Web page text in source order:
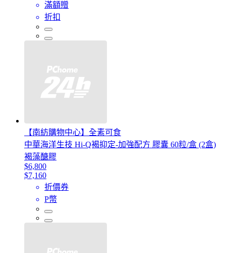
滿額贈
折扣
【南紡購物中心】全素可食
中華海洋生技 Hi-Q褐抑定-加強配方 膠囊 60粒/盒 (2盒)
褐藻醣膠
$6,800
$7,160
折價券
P幣